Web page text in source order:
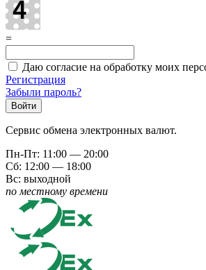
=
Даю согласие на обработку моих
Регистрация
Забыли пароль?
Сервис обмена электронных валют.
Пн-Пт: 11:00 — 20:00
Сб: 12:00 — 18:00
Вс: выходной
по местному времени